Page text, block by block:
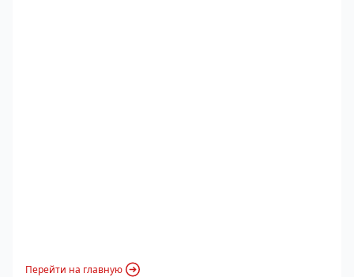
Перейти на главную